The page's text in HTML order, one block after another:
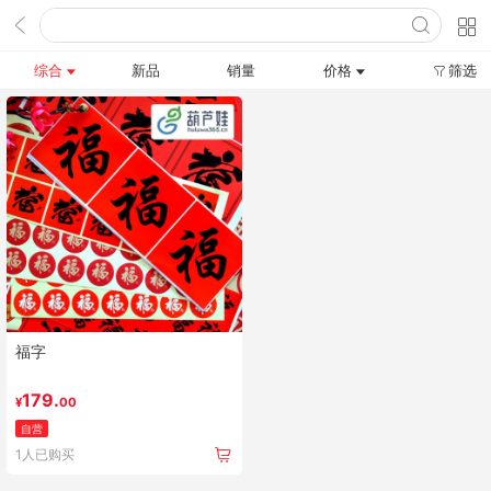
综合 新品 销量 价格 筛选
福字
¥179.00
自营
1人已购买